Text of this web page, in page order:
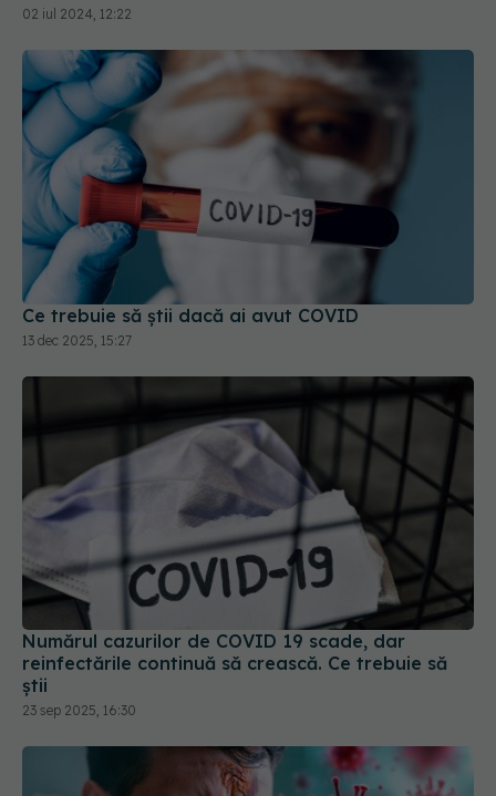
02 iul 2024, 12:22
Ce trebuie să știi dacă ai avut COVID
13 dec 2025, 15:27
Numărul cazurilor de COVID 19 scade, dar
reinfectările continuă să crească. Ce trebuie să
știi
23 sep 2025, 16:30